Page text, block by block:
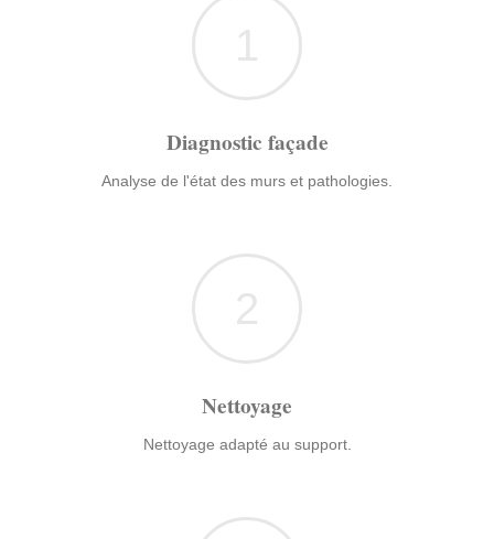
1
Diagnostic façade
Analyse de l'état des murs et pathologies.
2
Nettoyage
Nettoyage adapté au support.